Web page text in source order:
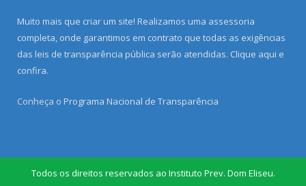
Muito mais que criar um site! Realizamos uma assessoria
completa, onde garantimos em contrato que todas as exigências
das leis de transparência pública serão atendidas. Clique aqui e
confira.
Conheça o Programa Nacional de Transparência
Todos os direitos reservados ao Instituto Prev. Dom Eliseu.